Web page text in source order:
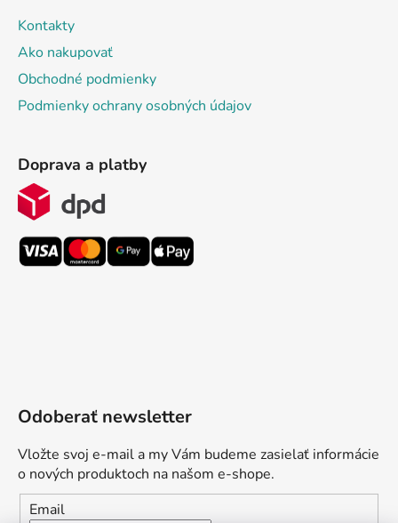
Kontakty
Ako nakupovať
Obchodné podmienky
Podmienky ochrany osobných údajov
Doprava a platby
Odoberať newsletter
Vložte svoj e-mail a my Vám budeme zasielať informácie
o nových produktoch na našom e-shope.
Email